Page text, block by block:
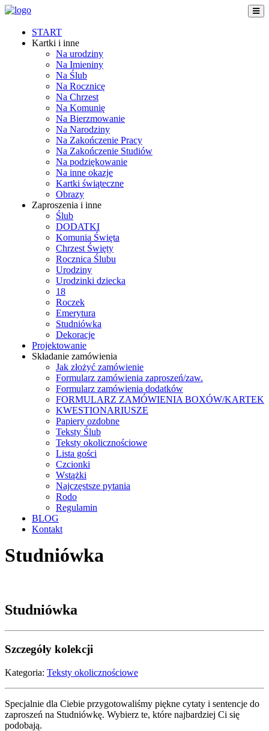
START
Kartki i inne
Na urodziny
Na Imieniny
Na Ślub
Na Rocznicę
Na Chrzest
Na Komunię
Na Bierzmowanie
Na Narodziny
Na Zakończenie Pracy
Na Zakończenie Studiów
Na podziękowanie
Na inne okazje
Kartki świąteczne
Obrazy
Zaproszenia i inne
Ślub
DODATKI
Komunia Święta
Chrzest Święty
Rocznica Ślubu
Urodziny
Urodzinki dziecka
18
Roczek
Emerytura
Studniówka
Dekoracje
Projektowanie
Składanie zamówienia
Jak złożyć zamówienie
Formularz zamówienia zaproszeń/zaw.
Formularz zamówienia dodatków
FORMULARZ ZAMÓWIENIA BOXÓW/KARTEK
KWESTIONARIUSZE
Papiery ozdobne
Teksty Ślub
Teksty okolicznościowe
Lista gości
Czcionki
Wstążki
Najczęstsze pytania
Rodo
Regulamin
BLOG
Kontakt
Studniówka
Studniówka
Szczegóły kolekcji
Kategoria: Teksty okolicznościowe
Specjalnie dla Ciebie przygotowaliśmy piękne cytaty i sentencje do
zaproszeń na Studniówkę. Wybierz te, które najbardziej Ci się
podobają.